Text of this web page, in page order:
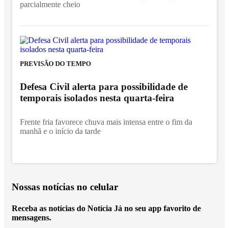
parcialmente cheio
PREVISÃO DO TEMPO
Defesa Civil alerta para possibilidade de
temporais isolados nesta quarta-feira
Frente fria favorece chuva mais intensa entre o fim da
manhã e o início da tarde
Nossas notícias no celular
Receba as notícias do Notícia Já no seu app favorito de
mensagens.